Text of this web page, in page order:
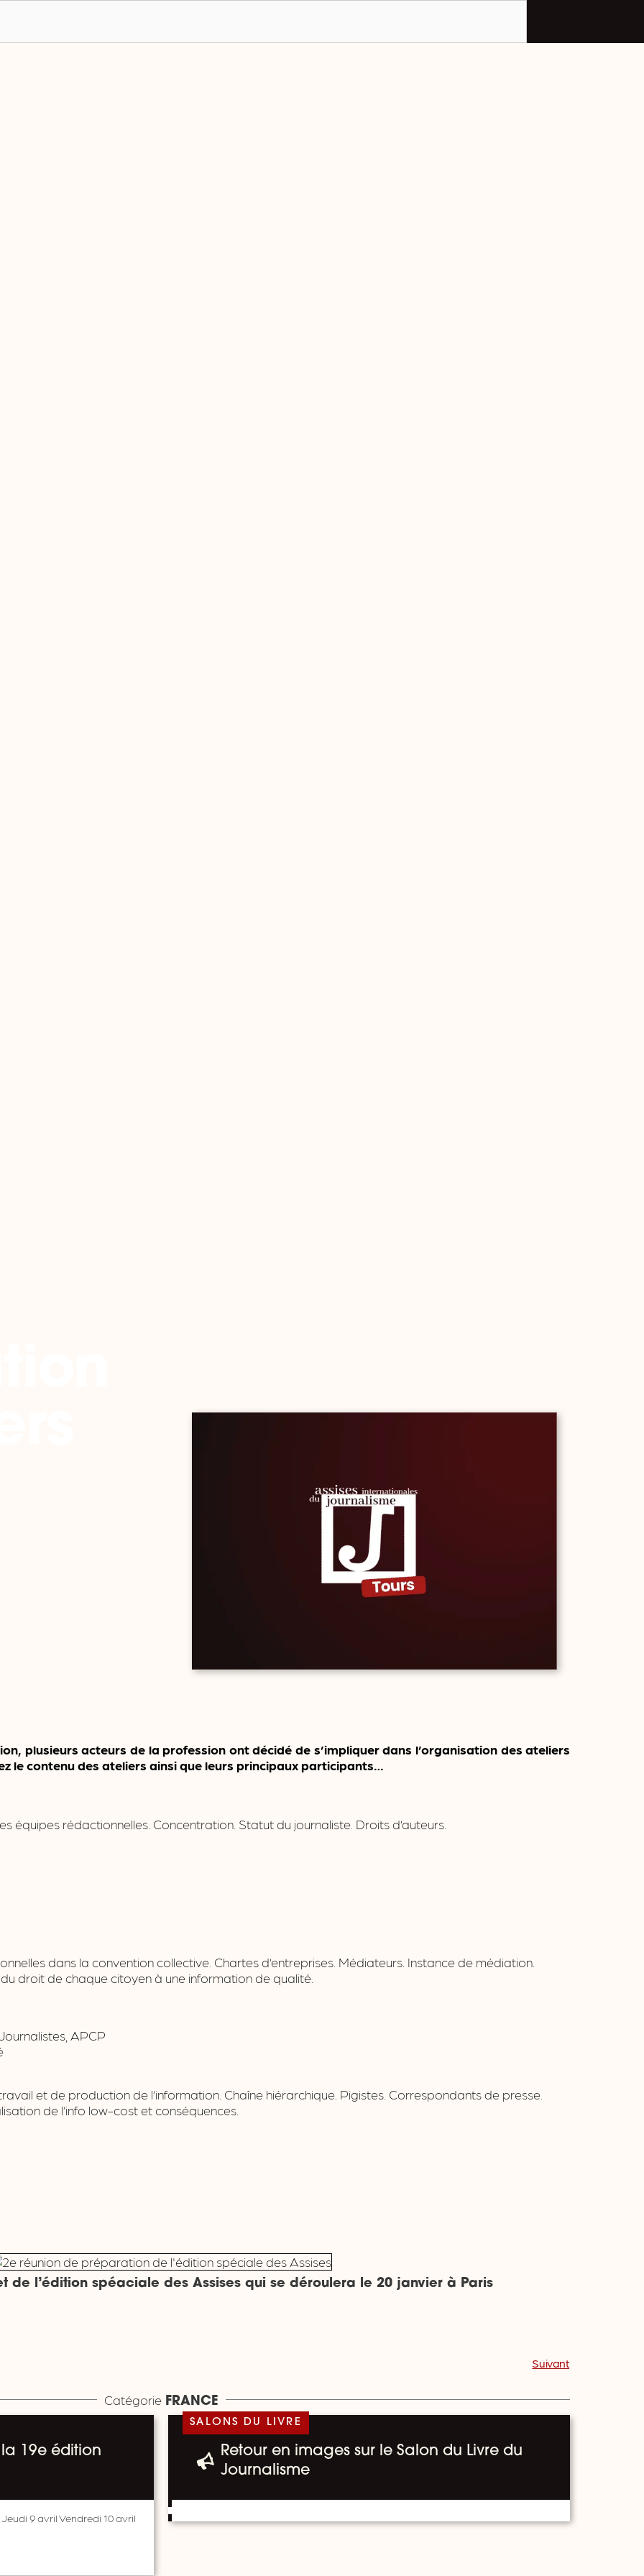
plusieurs acteurs de la profession ont décidé de s’impliquer dans l’organisation des ateliers
le contenu des ateliers ainsi que leurs principaux participants…
équipes rédactionnelles. Concentration. Statut du journaliste. Droits d’auteurs.
dans la convention collective. Chartes d’entreprises. Médiateurs. Instance de médiation.
droit de chaque citoyen à une information de qualité.
APCP
et de production de l’information. Chaîne hiérarchique. Pigistes. Correspondants de presse.
de l’info low-cost et conséquences.
de l’édition spéaciale des Assises qui se déroulera le 20 janvier à Paris
Suivant
Catégorie FRANCE
19e édition
9 avril Vendredi 10 avril
SALONS DU LIVRE
Retour en images sur le Salon du Livre du
Journalisme